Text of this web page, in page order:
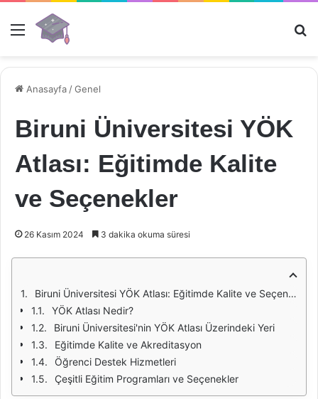
Menü
Anasayfa /Genel
Biruni Üniversitesi YÖK
Atlası: Eğitimde Kalite
ve Seçenekler
26 Kasım 2024 3 dakika okuma süresi
Biruni Üniversitesi YÖK Atlası: Eğitimde Kalite ve Seçenekler
YÖK Atlası Nedir?
Biruni Üniversitesi'nin YÖK Atlası Üzerindeki Yeri
Eğitimde Kalite ve Akreditasyon
Öğrenci Destek Hizmetleri
Çeşitli Eğitim Programları ve Seçenekler